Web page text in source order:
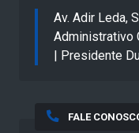
Av. Adir Leda,
Administrativo
| Presidente
FALE